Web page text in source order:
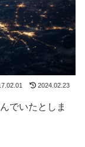
2024.02.23
でいたとしま